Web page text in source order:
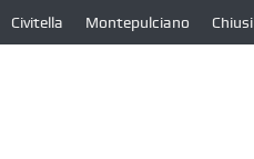
Civitella Montepulciano Chiusi